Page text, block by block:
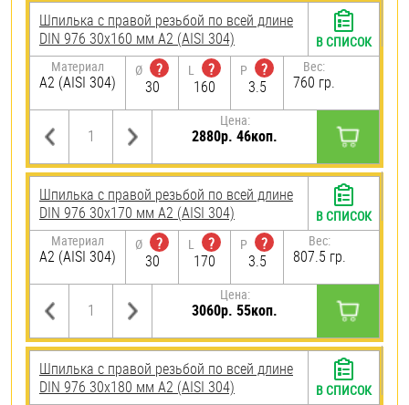
Шпилька с правой резьбой по всей длине
DIN 976 30х160 мм А2 (AISI 304)
Материал
А2 (AISI 304)
Ø
?
30
L
?
160
P
?
3.5
Вес:
760 гр.
Цена:
2880р. 46коп.
В СПИСОК
Шпилька с правой резьбой по всей длине
DIN 976 30х170 мм А2 (AISI 304)
Материал
А2 (AISI 304)
Ø
?
30
L
?
170
P
?
3.5
Вес:
807.5 гр.
Цена:
3060р. 55коп.
В СПИСОК
Шпилька с правой резьбой по всей длине
DIN 976 30х180 мм А2 (AISI 304)
В СПИСОК